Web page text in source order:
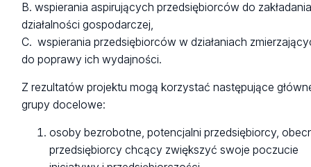
B. wspierania aspirujących przedsiębiorców do
działalności gospodarczej,
C. wspierania przedsiębiorców w działaniach
do poprawy ich wydajności.
Z rezultatów projektu mogą korzystać następujące
grupy docelowe:
osoby bezrobotne, potencjalni przedsiębiorcy,
przedsiębiorcy chcący zwiększyć swoje poczucie